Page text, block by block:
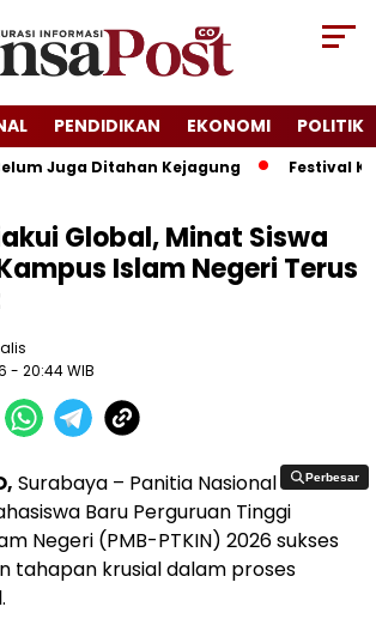
PENDIDIKAN EKONOMI POLITIK
Juga Ditahan Kejagung Festival
Global, Minat Siswa
Islam Negeri Terus
- 20:44 WIB
Perbesar
Perbesar
Surabaya – Panitia Nasional
Baru Perguruan Tinggi
Negeri (PMB-PTKIN) 2026 sukses
tahapan krusial dalam proses